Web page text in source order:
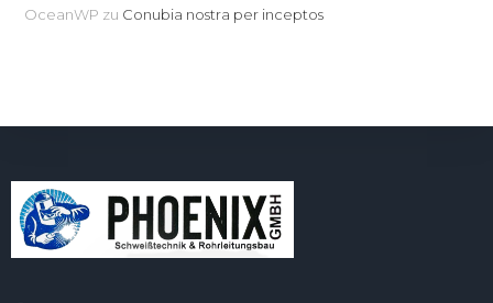
OceanWP zu Conubia nostra per inceptos